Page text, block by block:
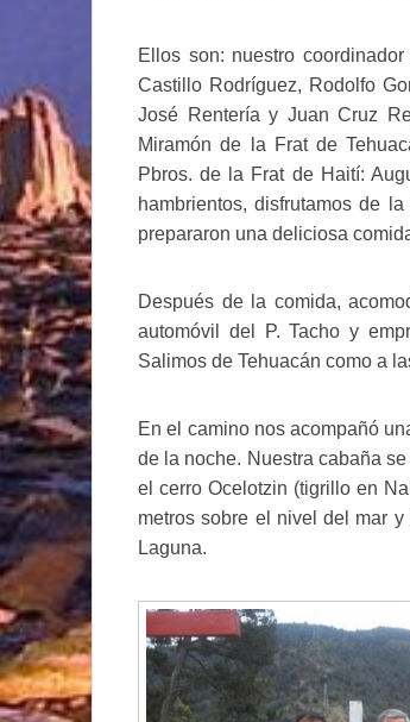
Ellos son: nuestro
Castillo Rodríguez, Rodolfo
José Rentería y Juan Cruz
Miramón de la Frat de
Pbros. de la Frat de Haití:
hambrientos, disfrutamos de
prepararon una deliciosa
Después de la comida,
automóvil del P. Tacho y
Salimos de Tehuacán como a
En el camino nos acompañó
de la noche. Nuestra cabaña
el cerro Ocelotzin (tigrillo en
metros sobre el nivel del mar
Laguna.